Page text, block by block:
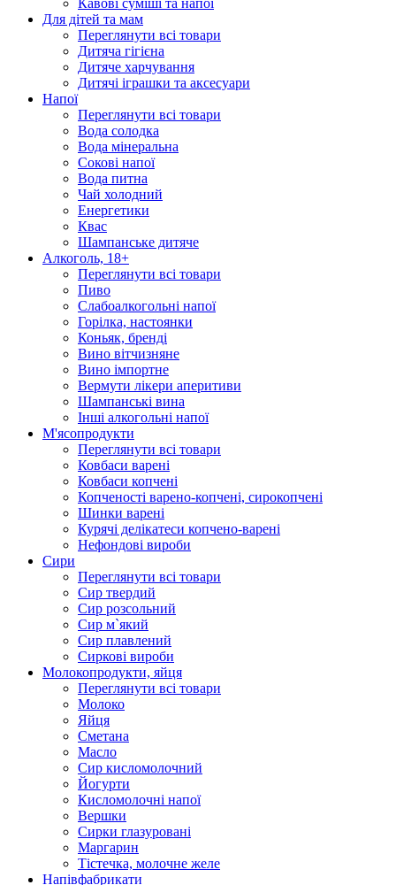
Кавові суміші та напої
Для дітей та мам
Переглянути всі товари
Дитяча гігієна
Дитяче харчування
Дитячі іграшки та аксесуари
Напої
Переглянути всі товари
Вода солодка
Вода мінеральна
Сокові напої
Вода питна
Чай холодний
Енергетики
Квас
Шампанське дитяче
Алкоголь, 18+
Переглянути всі товари
Пиво
Слабоалкогольні напої
Горілка, настоянки
Коньяк, бренді
Вино вітчизняне
Вино імпортне
Вермути лікери аперитиви
Шампанські вина
Інші алкогольні напої
М'ясопродукти
Переглянути всі товари
Ковбаси варені
Ковбаси копчені
Копченості варено-копчені, сирокопчені
Шинки варені
Курячі делікатеси копчено-варені
Нефондові вироби
Сири
Переглянути всі товари
Сир твердий
Сир розсольний
Сир м`який
Сир плавлений
Сиркові вироби
Молокопродукти, яйця
Переглянути всі товари
Молоко
Яйця
Сметана
Масло
Сир кисломолочний
Йогурти
Кисломолочні напої
Вершки
Сирки глазуровані
Маргарин
Тістечка, молочне желе
Напівфабрикати